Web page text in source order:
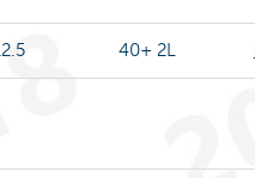
40+ 2L